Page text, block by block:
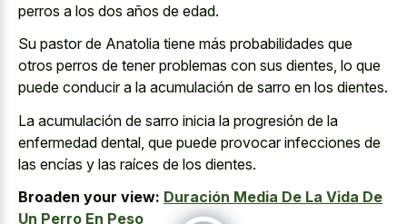
perros a los dos años de edad.
Su pastor de Anatolia tiene más probabilidades que
otros perros de tener problemas con sus dientes, lo que
puede conducir a la acumulación de sarro en los dientes.
La acumulación de sarro inicia la progresión de la
enfermedad dental, que puede provocar infecciones de
las encías y las raíces de los dientes.
Broaden your view: Duración Media De La Vida De
Un Perro En Peso